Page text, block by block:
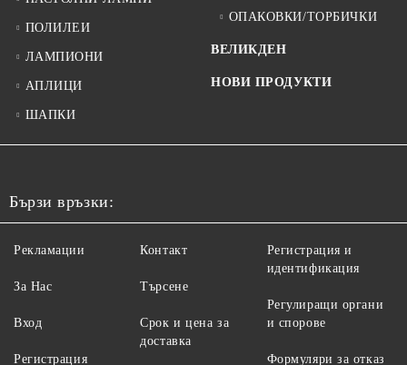
ПОЛИЛЕИ
ЛАМПИОНИ
АПЛИЦИ
ШАПКИ
ОПАКОВКИ/ТОРБИЧКИ
ВЕЛИКДЕН
НОВИ ПРОДУКТИ
Бързи връзки:
Рекламации
За Нас
Вход
Регистрация
Контакт
Търсене
Срок и цена за
доставка
Регистрация и
идентификация
Регулиращи органи
и спорове
Формуляри за отказ